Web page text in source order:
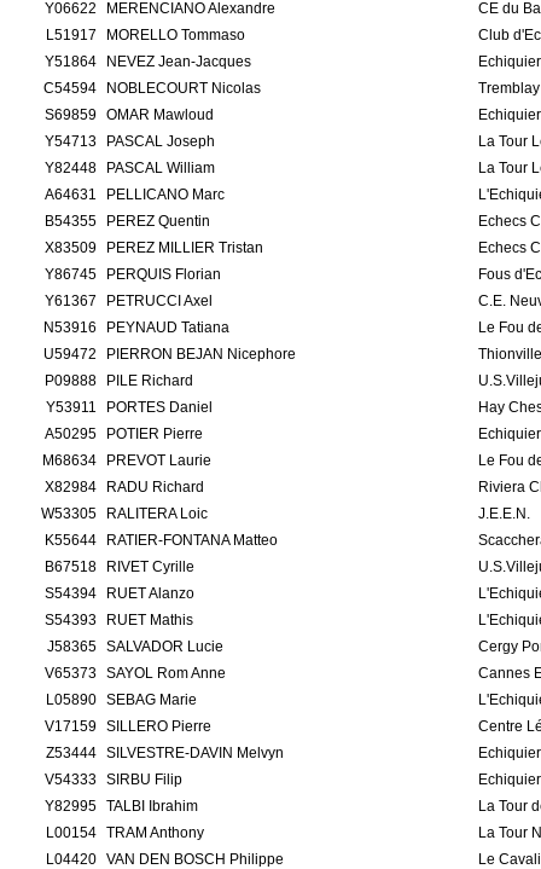
Y06622 MERENCIANO Alexandre
CE du
L51917
MORELLO Tommaso
Club
Y51864
NEVEZ Jean-Jacques
C54594
NOBLECOURT Nicolas
S69859 OMAR Mawloud
Y54713
PASCAL Joseph
La Tour
Y82448
PASCAL William
La Tour
A64631
PELLICANO Marc
B54355
PEREZ Quentin
Echecs
X83509
PEREZ MILLIER Tristan
Echecs
Y86745
PERQUIS Florian
Fous
Y61367
PETRUCCI Axel
C.E.
N53916
PEYNAUD Tatiana
Le Fou
U59472
PIERRON BEJAN Nicephore
P09888
PILE Richard
Y53911
PORTES Daniel
Hay
A50295
POTIER Pierre
M68634
PREVOT Laurie
Le Fou
X82984
RADU Richard
Riviera
W53305
RALITERA Loic
J.E.E.N.
K55644
RATIER-FONTANA Matteo
B67518
RIVET Cyrille
S54394
RUET Alanzo
S54393
RUET Mathis
J58365 SALVADOR Lucie
Cergy
V65373 SAYOL Rom Anne
Cannes
L05890 SEBAG Marie
V17159 SILLERO Pierre
Centre
Z53444 SILVESTRE-DAVIN Melvyn
V54333 SIRBU Filip
Y82995 TALBI Ibrahim
La Tour
L00154 TRAM Anthony
La Tour
L04420 VAN DEN BOSCH Philippe
Le